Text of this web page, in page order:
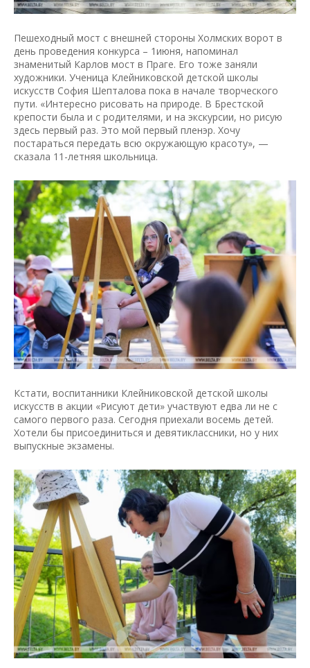
Пешеходный мост с внешней стороны Холмских ворот в
день проведения конкурса – 1июня, напоминал
знаменитый Карлов мост в Праге. Его тоже заняли
художники. Ученица Клейниковской детской школы
искусств София Шепталова пока в начале творческого
пути. «Интересно рисовать на природе. В Брестской
крепости была и с родителями, и на экскурсии, но рисую
здесь первый раз. Это мой первый пленэр. Хочу
постараться передать всю окружающую красоту», —
сказала 11-летняя школьница.
Кстати, воспитанники Клейниковской детской школы
искусств в акции «Рисуют дети» участвуют едва ли не с
самого первого раза. Сегодня приехали восемь детей.
Хотели бы присоединиться и девятиклассники, но у них
выпускные экзамены.